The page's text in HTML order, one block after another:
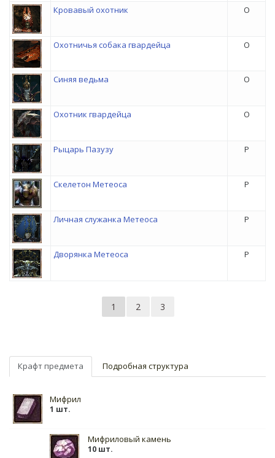
Кровавый охотник O
Охотничья собака гвардейца O
Синяя ведьма O
Охотник гвардейца O
Рыцарь Пазузу P
Скелетон Метеоса P
Личная служанка Метеоса P
Дворянка Метеоса P
1 2 3
Крафт предмета Подробная структура
Мифрил
1 шт.
Мифриловый камень
10 шт.